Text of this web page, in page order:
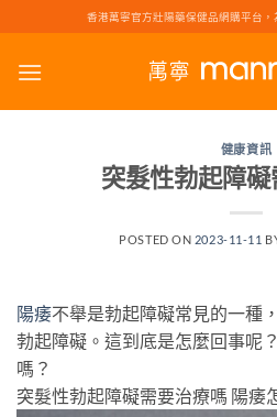
to
content
香港萬寧官方壯陽藥保健品網購平台，
健康資訊
突髮性勃起障
POSTED ON 2023-11-11
陽痿不舉是勃起障礙常見的一種
勃起障礙。這到底是怎麼回事呢
嗎？
突髮性勃起障礙需要治療嗎 陽痿